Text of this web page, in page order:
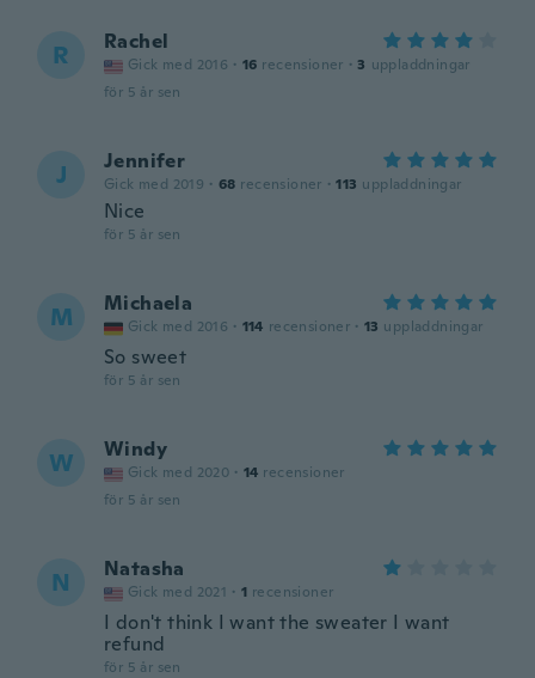
R Rachel
Gick med 2016 · 16 recensioner · 3 uppladdningar
för 5 år sen
J Jennifer
Gick med 2019 · 68 recensioner · 113 uppladdningar
Nice
för 5 år sen
M Michaela
Gick med 2016 · 114 recensioner · 13 uppladdningar
So sweet
för 5 år sen
W Windy
Gick med 2020 · 14 recensioner
för 5 år sen
N Natasha
Gick med 2021 · 1 recensioner
I don't think I want the sweater I want
refund
för 5 år sen